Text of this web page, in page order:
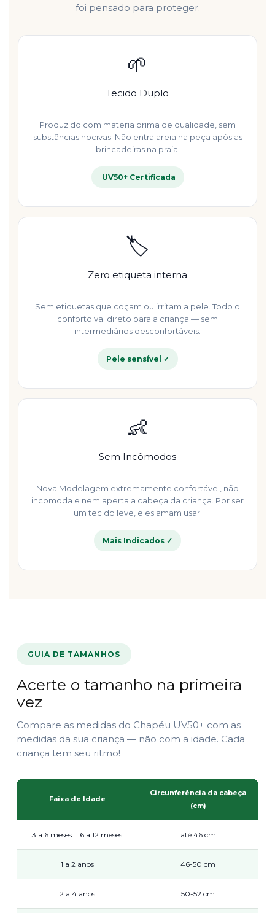
foi pensado para proteger.
🌱
Tecido Duplo
Produzido com materia prima de qualidade, sem
substâncias nocivas. Não entra areia na peça após as
brincadeiras na praia.
UV50+ Certificada
🏷️
Zero etiqueta interna
Sem etiquetas que coçam ou irritam a pele. Todo o
conforto vai direto para a criança — sem
intermediários desconfortáveis.
Pele sensível ✓
👶
Sem Incômodos
Nova Modelagem extremamente confortável, não
incomoda e nem aperta a cabeça da criança. Por ser
um tecido leve, eles amam usar.
Mais Indicados ✓
GUIA DE TAMANHOS
Acerte o tamanho na primeira
vez
Compare as medidas do Chapéu UV50+ com as
medidas da sua criança — não com a idade. Cada
criança tem seu ritmo!
Faixa de Idade
Circunferência da cabeça
(cm)
3 a 6 meses = 6 a 12 meses até 46 cm
1 a 2 anos 46-50 cm
2 a 4 anos 50-52 cm